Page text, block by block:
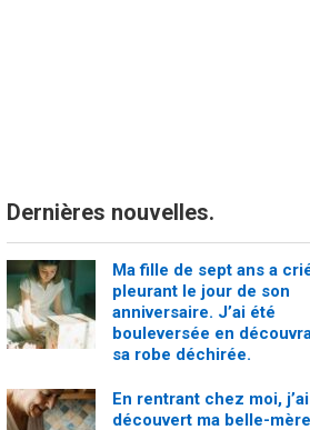
Dernières nouvelles.
Ma fille de sept ans a
pleurant le jour de son
anniversaire. J’ai été
bouleversée en
sa robe déchirée.
En rentrant chez moi, j’ai
découvert ma belle-mère